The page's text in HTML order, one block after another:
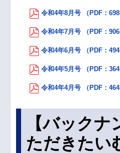
令和4年8月号 （PDF：
令和4年7月号 （PDF：
令和4年6月号 （PDF：
令和4年5月号 （PDF：
令和4年4月号 （PDF：
【バック
ただきたい